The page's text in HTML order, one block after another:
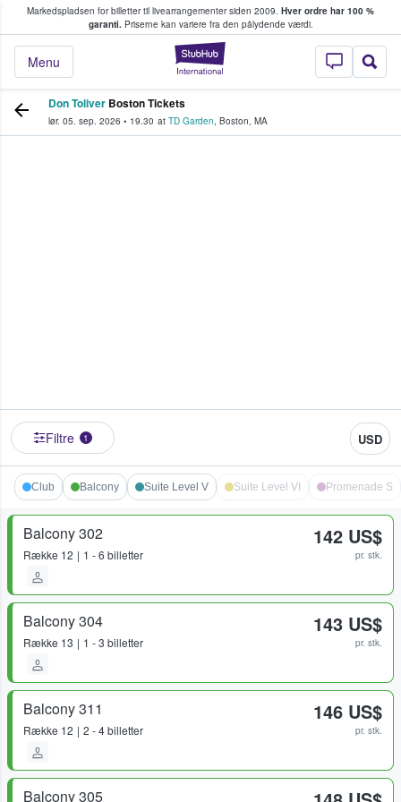
Markedspladsen for billetter til livearrangementer siden 2009. Hver ordre har 100 %
garanti.Priserne kan variere fra den pålydende værdi.
StubHub - Hvor
Menu
køber og sælger billetter
Don Toliver Boston Tickets
lør. 05. sep. 2026 • 19.30 at TD Garden, Boston, MA
Filtre 1 USD
Club Balcony Suite Level V Suite Level VI Promenade S
Balcony 302
Række 12 1 - 6 billetter
142 US$
pr. stk.
Balcony 304
Række 13 1 - 3 billetter
143 US$
pr. stk.
Balcony 311
Række 12 2 - 4 billetter
146 US$
pr. stk.
Balcony 305